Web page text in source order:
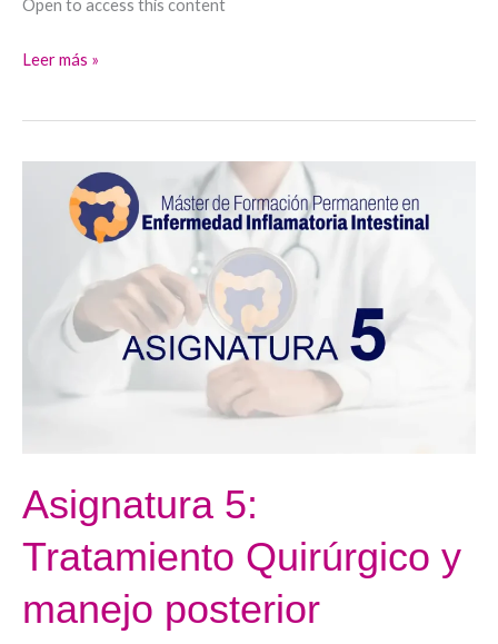
Open to access this content
Leer más »
Asignatura 5:
Tratamiento Quirúrgico y
manejo posterior
Asignatura
Tratamiento
manejo
posterior